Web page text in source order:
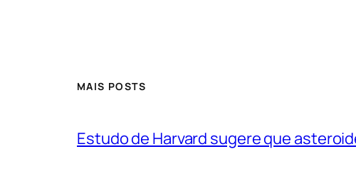
MAIS POSTS
Estudo de Harvard sugere que